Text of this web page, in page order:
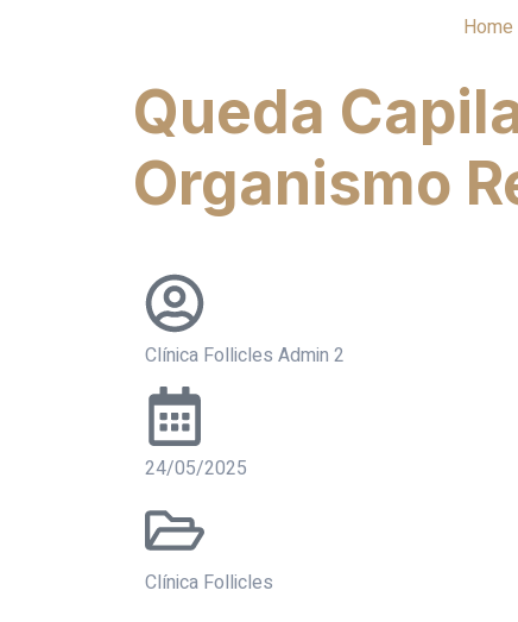
Home
Queda
Organismo
Clínica Follicles Admin 2
24/05/2025
Clínica Follicles